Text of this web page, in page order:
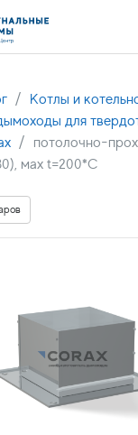
Котлы и
для
потолочно-
мах t=200*C